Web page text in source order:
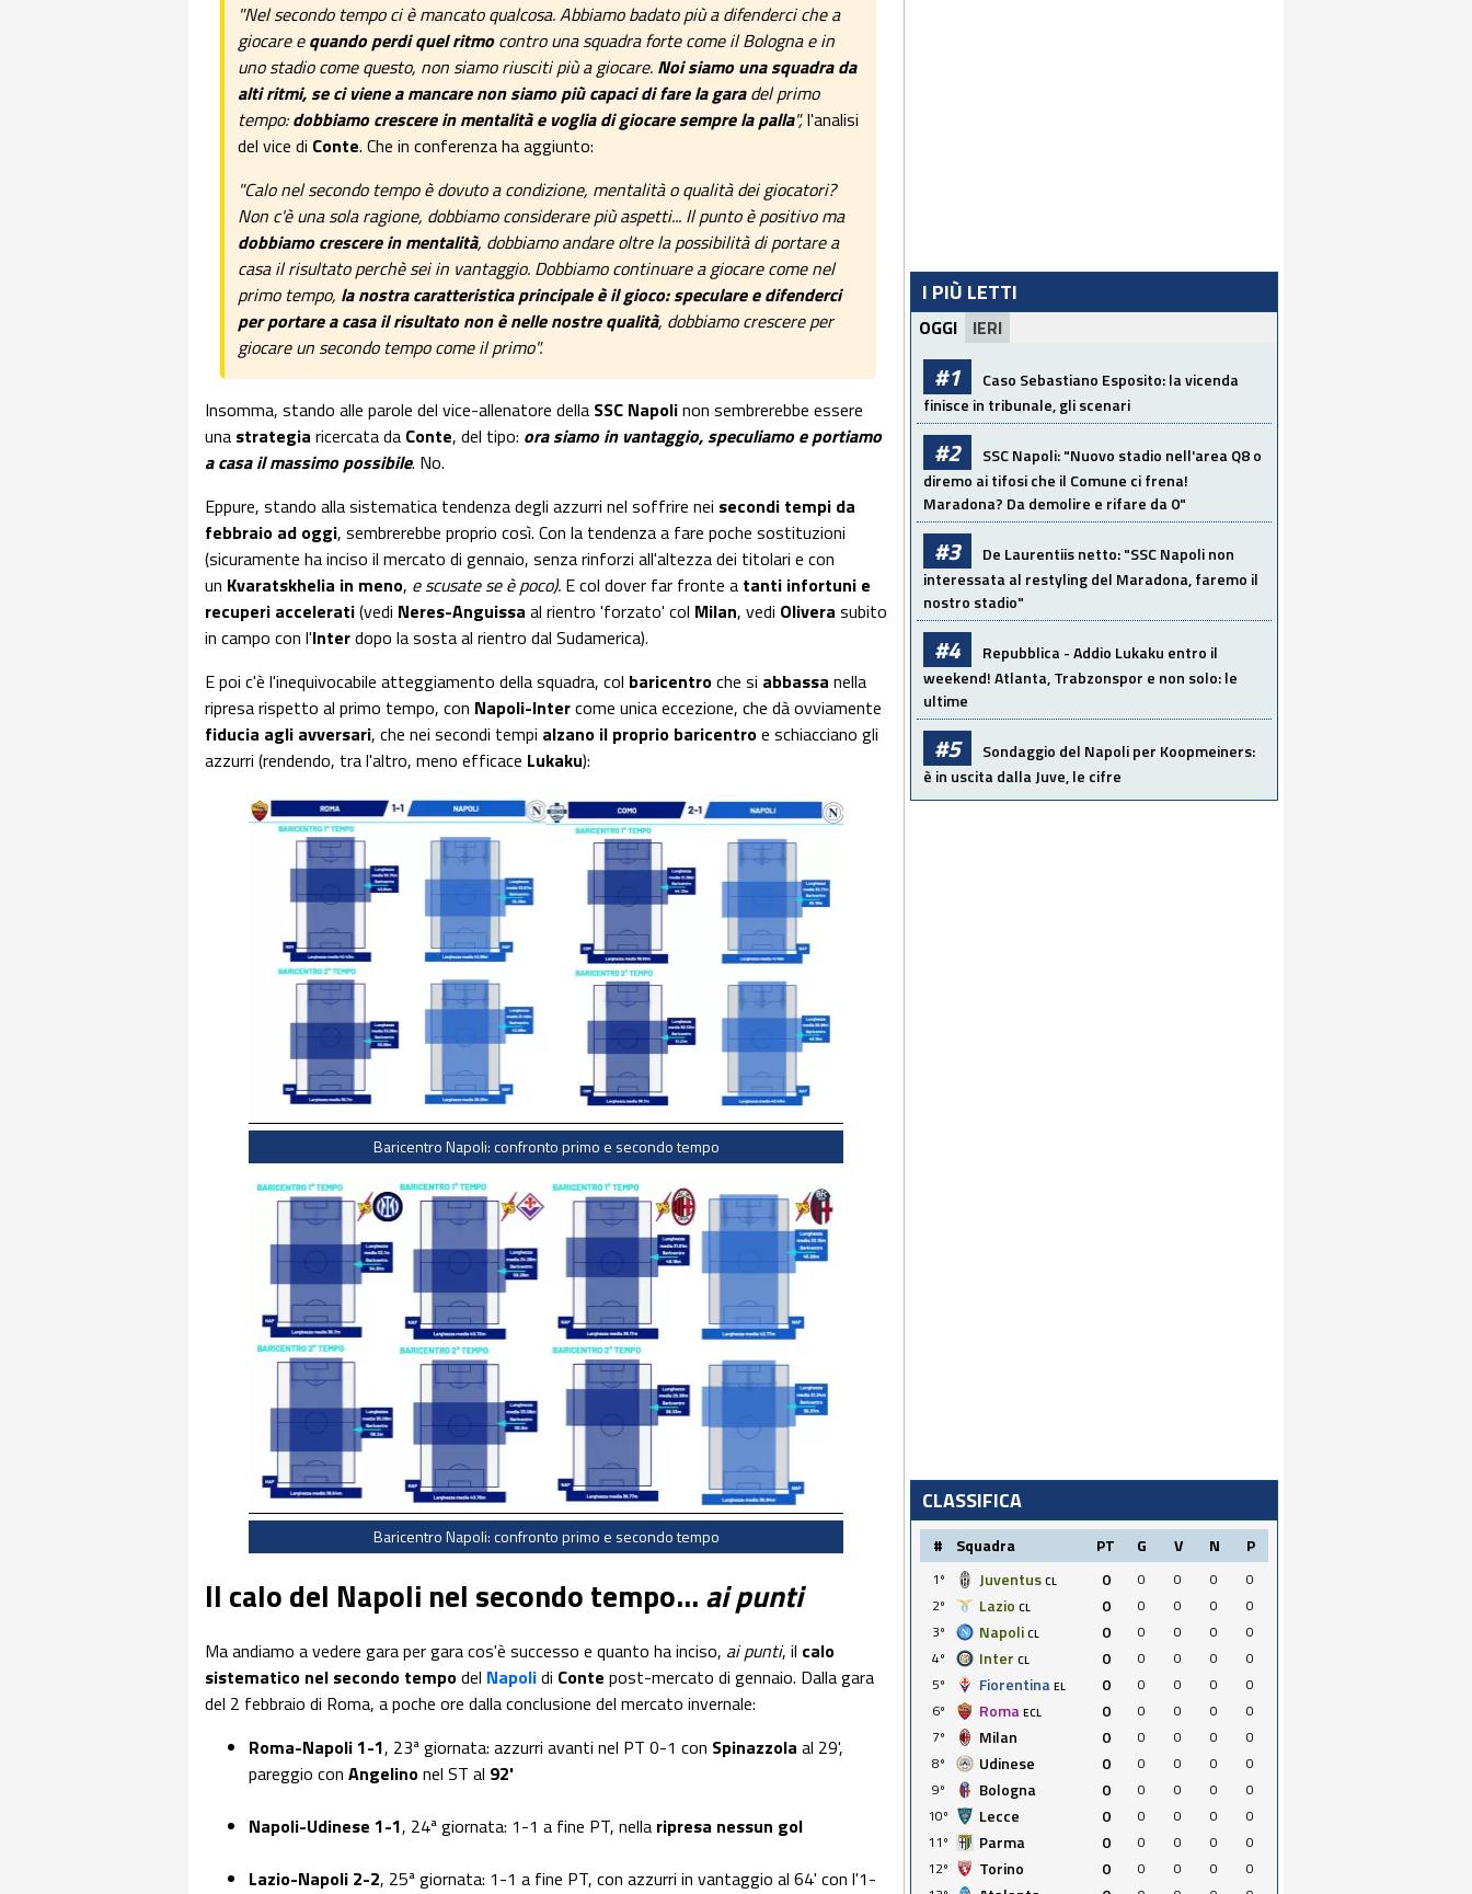
"Nel secondo tempo ci è mancato qualcosa. Abbiamo badato più a difenderci che a
giocare equando perdi quel ritmocontro una squadra forte come il Bologna e in
uno stadio come questo, non siamo riusciti più a giocare. Noi siamo una squadra da
alti ritmi, se ci viene a mancare non siamo più capaci di fare la garadel primo
tempo:dobbiamo crescere in mentalità e voglia di giocare sempre la palla",l'analisi
del vice di Conte. Che in conferenza ha aggiunto:
"Calo nel secondo tempo è dovuto a condizione, mentalità o qualità dei giocatori?
Non c'è una sola ragione, dobbiamo considerare più aspetti... Il punto è positivo ma
dobbiamo crescere in mentalità, dobbiamo andare oltre la possibilità di portare a
casa il risultato perchè sei in vantaggio. Dobbiamo continuare a giocare come nel
primo tempo, la nostra caratteristica principale è il gioco: speculare e difenderci
per portare a casa il risultato non è nelle nostre qualità, dobbiamo crescere per
giocare un secondo tempo come il primo".
Insomma, stando alle parole del vice-allenatore della SSC Napolinon sembrerebbe essere
una strategia ricercata da Conte, del tipo: ora siamo in vantaggio, speculiamo e portiamo
a casa il massimo possibile. No.
Eppure, stando alla sistematica tendenza degli azzurri nel soffrire nei secondi tempi da
febbraio ad oggi, sembrerebbe proprio così. Con la tendenza a fare poche sostituzioni
(sicuramente ha inciso il mercato di gennaio, senza rinforzi all'altezza dei titolari e con
un Kvaratskhelia in meno, e scusate se è poco). E col dover far fronte a tanti infortuni e
recuperi accelerati(vedi Neres-Anguissa al rientro 'forzato' col Milan, vedi Olivera subito
in campo con l'Interdopo la sosta al rientro dal Sudamerica).
E poi c'è l'inequivocabile atteggiamento della squadra, col baricentroche si abbassa nella
ripresa rispetto al primo tempo, con Napoli-Intercome unica eccezione, che dà ovviamente
fiducia agli avversari, che nei secondi tempi alzano il proprio baricentroe schiacciano gli
azzurri (rendendo, tra l'altro, meno efficace Lukaku):
Baricentro Napoli: confronto primo e secondo tempo
Baricentro Napoli: confronto primo e secondo tempo
Il calo del Napoli nel secondo tempo...ai punti
Ma andiamo a vedere gara per gara cos'è successo e quanto ha inciso, ai punti, il calo
sistematico nel secondo tempodel Napolidi Conte post-mercato di gennaio. Dalla gara
del 2 febbraio di Roma, a poche ore dalla conclusione del mercato invernale:
Roma-Napoli 1-1, 23ª giornata: azzurri avanti nel PT 0-1 con Spinazzola al 29',
pareggio con Angelinonel ST al 92'
Napoli-Udinese 1-1, 24ª giornata: 1-1 a fine PT, nella ripresa nessun gol
Lazio-Napoli 2-2, 25ª giornata: 1-1 a fine PT, con azzurri in vantaggio al 64' con l'1-
I PIÙ LETTI
OGGI IERI
#1
Caso Sebastiano Esposito: la vicenda
finisce in tribunale, gli scenari
#2
SSC Napoli: "Nuovo stadio nell'area Q8 o
diremo ai tifosi che il Comune ci frena!
Maradona? Da demolire e rifare da 0"
#3
De Laurentiis netto: "SSC Napoli non
interessata al restyling del Maradona, faremo il
nostro stadio"
#4
Repubblica - Addio Lukaku entro il
weekend! Atlanta, Trabzonspor e non solo: le
ultime
#5
Sondaggio del Napoli per Koopmeiners:
è in uscita dalla Juve, le cifre
CLASSIFICA
# Squadra PT G V N P
1º Juventus CL 0 0 0 0
0
2º
Lazio CL 0 0 0 0
0
3º
Napoli CL 0 0 0 0
0
4º
Inter CL 0 0 0 0
0
5º
Fiorentina EL 0 0 0 0
0
6º
Roma ECL 0 0 0 0
0
7º
Milan 0 0 0 0
0
8º
Udinese 0 0 0 0
0
9º
Bologna 0 0 0 0
0
10º
Lecce 0 0 0 0
0
11º
Parma 0 0 0 0
0
12º
Torino 0 0 0 0
0